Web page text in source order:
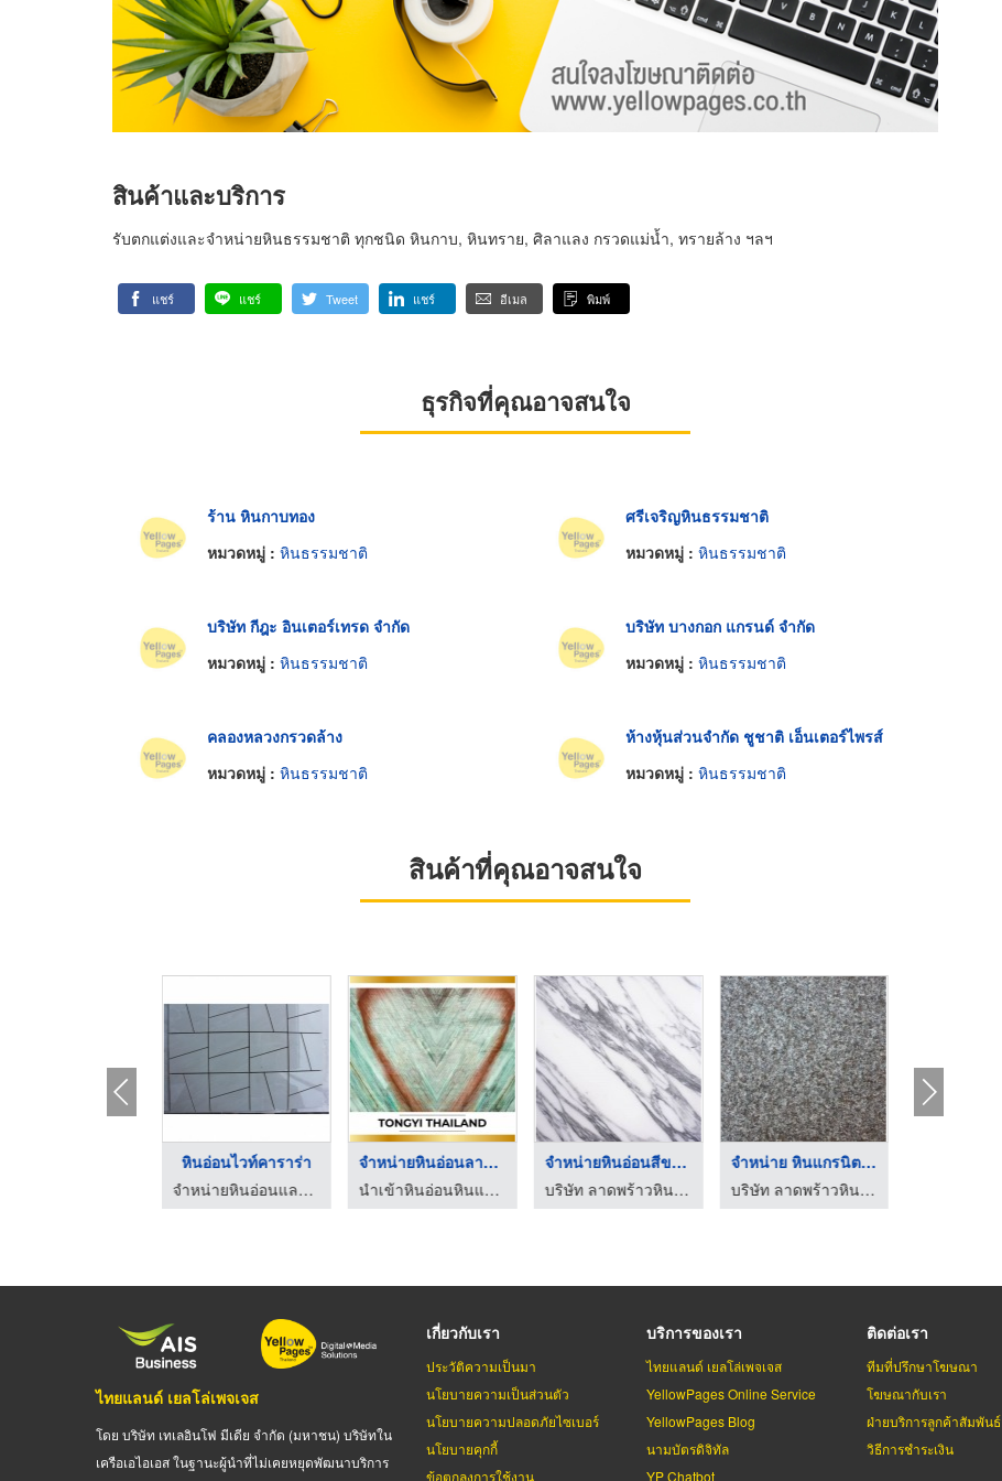
สินค้าและบริการ
รับตกแต่งและจำหน่ายหินธรรมชาติ ทุกชนิด หินกาบ, หินทราย, ศิลาแลง กรวดแม่น้ำ, ทรายล้าง ฯลฯ
แชร์ แชร์ Tweet แชร์ อีเมล พิมพ์
ธุรกิจที่คุณอาจสนใจ
ร้าน หินกาบทอง
หมวดหมู่ : หินธรรมชาติ
ศรีเจริญหินธรรมชาติ
หมวดหมู่ : หินธรรมชาติ
บริษัท กีฎะ อินเตอร์เทรด จำกัด
หมวดหมู่ : หินธรรมชาติ
บริษัท บางกอก แกรนด์ จำกัด
หมวดหมู่ : หินธรรมชาติ
คลองหลวงกรวดล้าง
หมวดหมู่ : หินธรรมชาติ
ห้างหุ้นส่วนจำกัด ชูชาติ เอ็นเตอร์ไพรส์
หมวดหมู่ : หินธรรมชาติ
สินค้าที่คุณอาจสนใจ
หินอ่อนไวท์คาราร่า
จำหน่ายหินอ่อนและแกรนิตนำเข้า
จำหน่ายหินอ่อนลายธรร ...
นำเข้าหินอ่อนหินแกรนิต - ธง อี้ (ไทยแลนด์)
จำหน่ายหินอ่อนสีขาว ...
บริษัท ลาดพร้าวหินอ่อน จำกัด
จำหน่าย หินแกรนิตพ่ ...
บริษัท ลาดพร้าวหินอ่อน จำกัด
ไทยแลนด์ เยลโล่เพจเจส
โดย บริษัท เทเลอินโฟ มีเดีย จำกัด (มหาชน) บริษัทใน
เครือเอไอเอส ในฐานะผู้นำที่ไม่เคยหยุดพัฒนาบริการ
เกี่ยวกับเรา
ประวัติความเป็นมา
นโยบายความเป็นส่วนตัว
นโยบายความปลอดภัยไซเบอร์
นโยบายคุกกี้
ข้อตกลงการใช้งาน
บริการของเรา
ไทยแลนด์ เยลโล่เพจเจส
YellowPages Online Service
YellowPages Blog
นามบัตรดิจิทัล
YP Chatbot
ติดต่อเรา
ทีมที่ปรึกษาโฆษณา
โฆษณากับเรา
ฝ่ายบริการลูกค้าสัมพันธ์
วิธีการชำระเงิน